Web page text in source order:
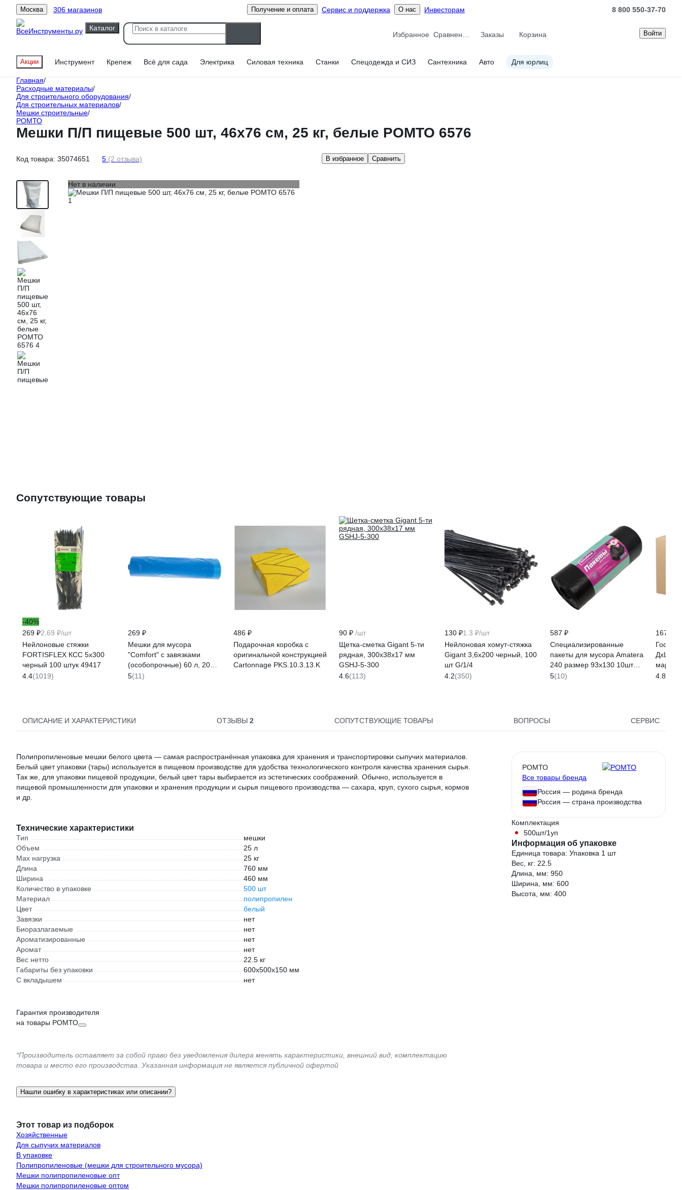
Москва 306 магазинов Получение и оплата Сервис и поддержка О нас Инвесторам 8 800 550-37-70
Каталог
Избранное
Заказы Корзина Войти
Акции Инструмент Крепеж Всё для сада Электрика Силовая техника Станки Спецодежда и СИЗ Сантехника Авто Для юрлиц
Главная/
Расходные материалы/
Для строительного оборудования/
Для строительных материалов/
Мешки строительные/
РОМТО
Мешки П/П пищевые 500 шт, 46x76 см, 25 кг, белые РОМТО 6576
Код товара: 35074651 5 (2 отзыва) В избранное Сравнить
Нет в наличии
Сопутствующие товары
-40%
269 ₽2.69 ₽/шт
Нейлоновые стяжки
FORTISFLEX КСС 5х300
черный 100 штук 49417
4.4(1019)
269 ₽
Мешки для мусора
"Comfort" с завязками
(особопрочные) 60 л, 20
шт. Stayer 39155-60
5(11)
486 ₽
Подарочная коробка с
оригинальной конструкцией
Cartonnage PKS.10.3.13.K
90 ₽ /шт
Щетка-сметка Gigant 5-ти
рядная, 300х38х17 мм
GSHJ-5-300
4.6(113)
130 ₽1.3 ₽/шт
Нейлоновая хомут-стяжка
Gigant 3,6х200 черный, 100
шт G/1/4
4.2(350)
587 ₽
Специализированные
пакеты для мусора Amatera
240 размер 93x130 10шт
AMA2108
5(10)
167 ₽
ДхШхВ
марка
4.8
ОПИСАНИЕ И ХАРАКТЕРИСТИКИ ОТЗЫВЫ 2 СОПУТСТВУЮЩИЕ ТОВАРЫ ВОПРОСЫ СЕРВИС
Полипропиленовые мешки белого цвета — самая распространённая упаковка для хранения и транспортировки сыпучих материалов.
Белый цвет упаковки (тары) используется в пищевом производстве для удобства технологического контроля качества хранения сырья.
Так же, для упаковки пищевой продукции, белый цвет тары выбирается из эстетических соображений. Обычно, используется в
пищевой промышленности для упаковки и хранения продукции и сырья пищевого производства — сахара, круп, сухого сырья, кормов
и др.
Технические характеристики
Тип
мешки
Объем
25 л
Max нагрузка
25 кг
Длина
760 мм
Ширина
460 мм
Количество в упаковке
500 шт
Материал
полипропилен
Цвет
белый
Завязки
нет
Биоразлагаемые
нет
Ароматизированные
нет
Аромат
нет
Вес нетто
22.5 кг
Габариты без упаковки
600x500x150 мм
С вкладышем
нет
Гарантия производителя
на товары РОМТО
*Производитель оставляет за собой право без уведомления дилера менять характеристики, внешний вид, комплектацию
товара и место его производства. Указанная информация не является публичной офертой
Нашли ошибку в характеристиках или описании?
РОМТО
Все товары бренда
Россия — родина бренда
Россия — страна производства
Комплектация
500шт/1уп
Информация об упаковке
Единица товара: Упаковка 1 шт
Вес, кг: 22.5
Длина, мм: 950
Ширина, мм: 600
Высота, мм: 400
Этот товар из подборок
Хозяйственные
Для сыпучих материалов
В упаковке
Полипропиленовые (мешки для строительного мусора)
Мешки полипропиленовые опт
Мешки полипропиленовые оптом